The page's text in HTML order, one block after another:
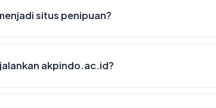
situs penipuan?
akpindo.ac.id?